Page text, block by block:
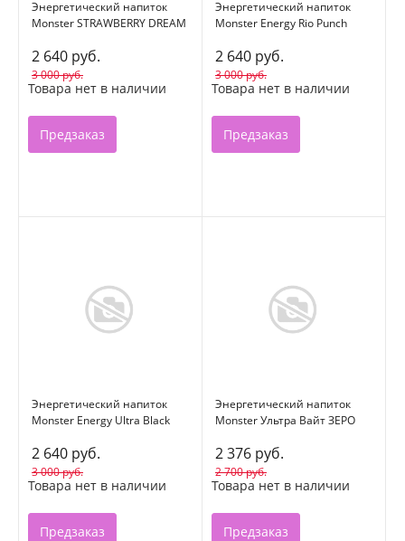
Энергетический напиток
Monster STRAWBERRY DREAM
2 640 руб.
3 000 руб.
Товара нет в наличии
Предзаказ
Энергетический напиток
Monster Energy Rio Punch
2 640 руб.
3 000 руб.
Товара нет в наличии
Предзаказ
Энергетический напиток
Monster Energy Ultra Black
2 640 руб.
3 000 руб.
Товара нет в наличии
Предзаказ
Энергетический напиток
Monster Ультра Вайт ЗЕРО
2 376 руб.
2 700 руб.
Товара нет в наличии
Предзаказ